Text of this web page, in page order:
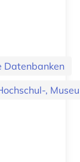
Datenbanken
,